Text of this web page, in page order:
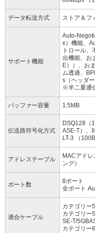
データ転送方式 ストア＆フ
サポート機能
Auto-
x）機能、
トロール
出機能、お
E））、お
ム透過、
s（ヘッダ
※半二重通
バッファー容量 1.5MB
伝送路符号化方式
DSQ128（
ASE-T）、
LT-3 （
アドレステーブル
MACアド
ング）
ポート数
8ポート
全ポート
適合ケーブル
カテゴリー
カテゴリー
SE-T/
カテゴリー